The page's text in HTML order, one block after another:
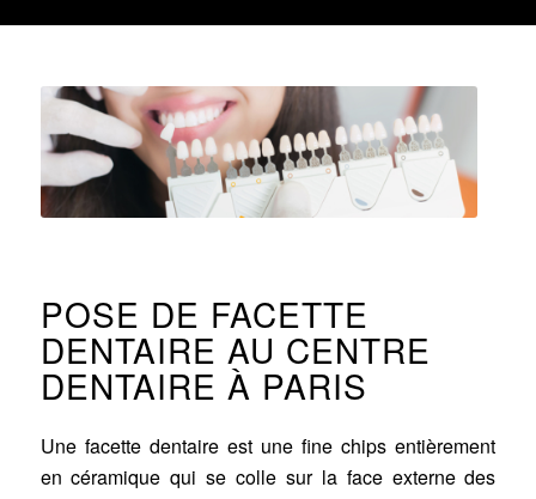
POSE DE FACETTE
DENTAIRE AU CENTRE
DENTAIRE À PARIS
Une facette dentaire est une fine chips entièrement
en céramique qui se colle sur la face externe des